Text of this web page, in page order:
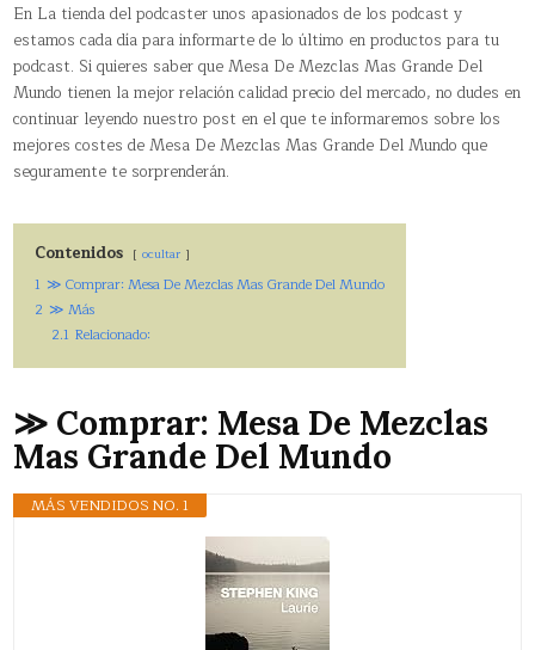
En La tienda del podcaster unos apasionados de los podcast y
estamos cada día para informarte de lo último en productos para tu
podcast. Si quieres saber que Mesa De Mezclas Mas Grande Del
Mundo tienen la mejor relación calidad precio del mercado, no dudes en
continuar leyendo nuestro post en el que te informaremos sobre los
mejores costes de Mesa De Mezclas Mas Grande Del Mundo que
seguramente te sorprenderán.
Contenidos ocultar
1 ≫ Comprar: Mesa De Mezclas Mas Grande Del Mundo
2 ≫ Más
2.1 Relacionado:
≫ Comprar: Mesa De Mezclas
Mas Grande Del Mundo
MÁS VENDIDOS NO. 1